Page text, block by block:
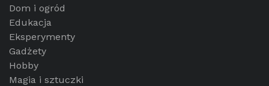
Dom i ogród
Edukacja
Eksperymenty
Gadżety
Hobby
Magia i sztuczki